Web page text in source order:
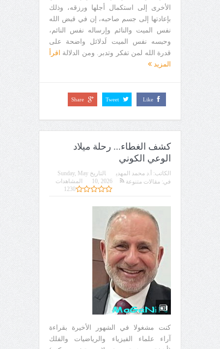
الأخرى إلى استكمال أجلها ورزقه، وذلك
بإعادتها إلى جسم صاحبه، إن في قبض الله
نفس الميت والنائم وإرساله نفس النائم،
وحبسه نفس الميت لَدلائل واضحة على
قدرة الله لمن تفكر وتدبر. ومن الدلالة اقرأ
المزيد
Like
Tweet
Share
كشف الغطاء... رحلة ميلاد
الوعي الكوني
الكاتب: أ.د محمد المهدي التاريخ Sunday, May
10, 2026
في: مقالات متنوعة
المشاهدات
1230
كنت مشغولا في الشهور الأخيرة بقراءة
آراء علماء الفيزياء والرياضيات والفلك